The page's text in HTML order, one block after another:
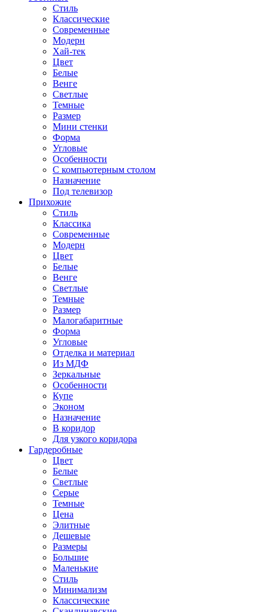
Стиль
Классические
Современные
Модерн
Хай-тек
Цвет
Белые
Венге
Светлые
Темные
Размер
Мини стенки
Форма
Угловые
Особенности
С компьютерным столом
Назначение
Под телевизор
Прихожие
Стиль
Классика
Современные
Модерн
Цвет
Белые
Венге
Светлые
Темные
Размер
Малогабаритные
Форма
Угловые
Отделка и материал
Из МДФ
Зеркальные
Особенности
Купе
Эконом
Назначение
В коридор
Для узкого коридора
Гардеробные
Цвет
Белые
Светлые
Серые
Темные
Цена
Элитные
Дешевые
Размеры
Большие
Маленькие
Стиль
Минимализм
Классические